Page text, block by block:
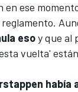
ese
esoy que al
vuelta'
había